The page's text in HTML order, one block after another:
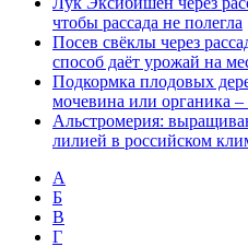
чтобы рассада не полегла
Посев свёклы через
способ даёт урожай на
Подкормка плодовых
мочевина или органика –
Альстромерия:
лилией в российском
А
Б
В
Г